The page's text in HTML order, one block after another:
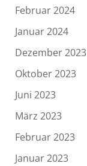
Februar 2024
Januar 2024
Dezember 2023
Oktober 2023
Juni 2023
März 2023
Februar 2023
Januar 2023